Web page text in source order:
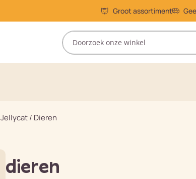
Groot assortiment
Jellycat/ Dieren
dieren